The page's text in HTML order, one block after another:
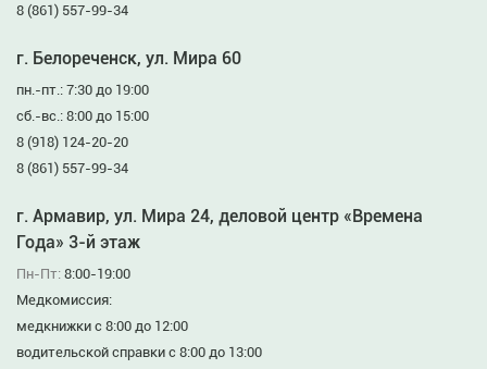
8 (861) 557-99-34
г. Белореченск, ул. Мира 60
пн.-пт.: 7:30 до 19:00
сб.-вс.: 8:00 до 15:00
8 (918) 124-20-20
8 (861) 557-99-34
г. Армавир, ул. Мира 24, деловой центр «Времена
Года» 3-й этаж
Пн-Пт: 8:00-19:00
Медкомиссия:
медкнижки с 8:00 до 12:00
водительской справки с 8:00 до 13:00